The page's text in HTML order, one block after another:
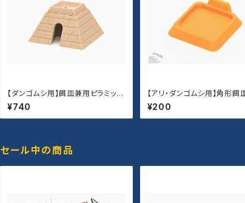
【ダンゴムシ用】餌皿兼用ピラミッド
シェルター
¥740
【アリ・ダンゴムシ用】角形餌
イズ）
¥200
セール中の商品